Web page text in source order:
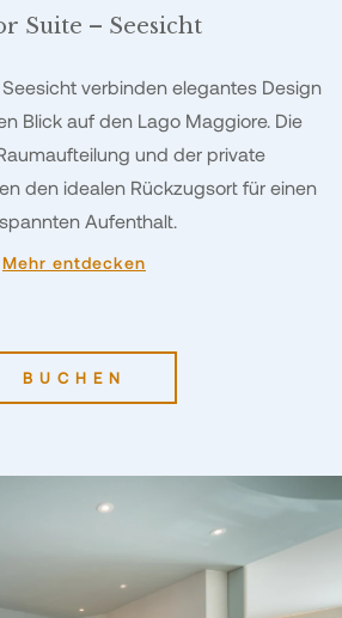
Suite – Seesicht
Seesicht verbinden elegantes Design
Blick auf den Lago Maggiore. Die
und der private
den idealen Rückzugsort für einen
Aufenthalt.
Mehr entdecken
BUCHEN